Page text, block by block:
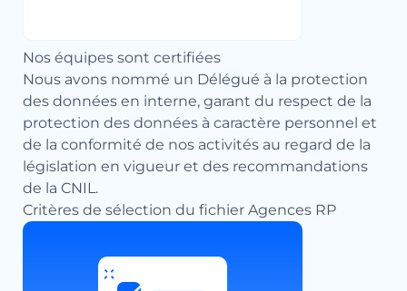
Nos équipes sont certifiées
Nous avons nommé un Délégué à la protection
des données en interne, garant du respect de la
protection des données à caractère personnel et
de la conformité de nos activités au regard de la
législation en vigueur et des recommandations
de la CNIL.
Critères de sélection du fichier Agences RP